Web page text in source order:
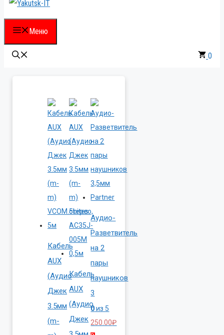
Меню
0
Кабель
AUX
(Аудио
Джек
3.5мм
(m-
Кабель
AUX
(Аудио
Джек
Аудио-
Разветвитель
на 2
пары
наушников
3
0из 5
250.00₽